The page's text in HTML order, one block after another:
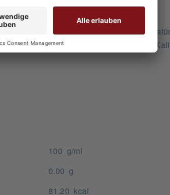
Stabilisatoren: Akaziengummi,
Farbstoff: E102, Konservierungsstoff:
100 g/ml
0.00 g
81.20 kcal